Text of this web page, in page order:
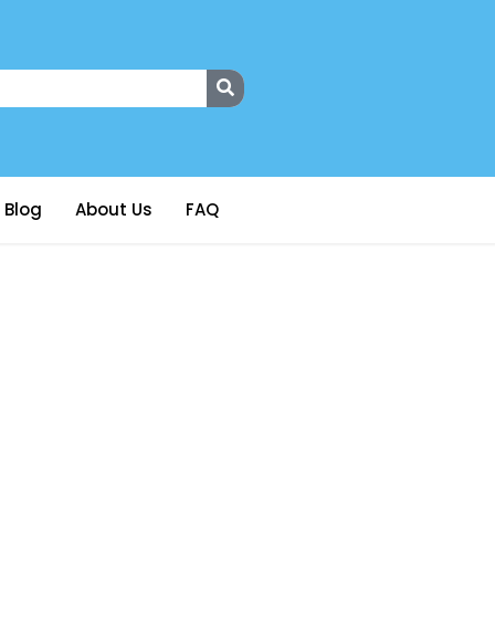
Blog About Us FAQ